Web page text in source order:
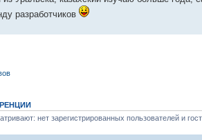
разработчиков
нет зарегистрированных пользователей и